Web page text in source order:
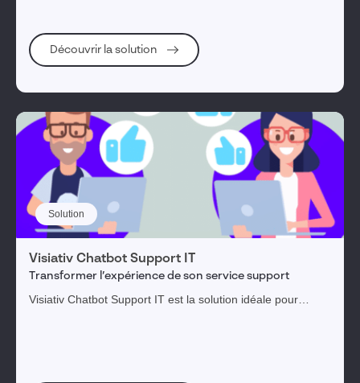
Découvrir la solution
Solution
Visiativ Chatbot Support IT
Transformer l’expérience de son service support
Visiativ Chatbot Support IT est la solution idéale pour